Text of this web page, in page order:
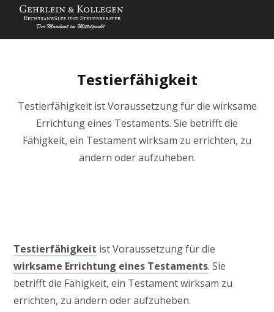
Testierfähigkeit
Testierfähigkeit ist Voraussetzung für die wirksame
Errichtung eines Testaments. Sie betrifft die
Fähigkeit, ein Testament wirksam zu errichten, zu
ändern oder aufzuheben.
Testierfähigkeit ist Voraussetzung für die
wirksame Errichtung eines Testaments. Sie
betrifft die Fähigkeit, ein Testament wirksam zu
errichten, zu ändern oder aufzuheben.